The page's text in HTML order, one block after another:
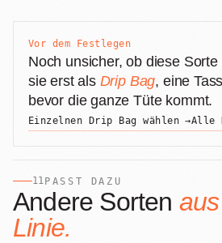
Vor dem Festlegen
Noch unsicher, ob diese
sie erst als Drip Bag, eine
bevor die ganze Tüte kommt.
Einzelnen Drip Bag wählen →Alle
11PASST DAZU
Andere Sorten
Linie.